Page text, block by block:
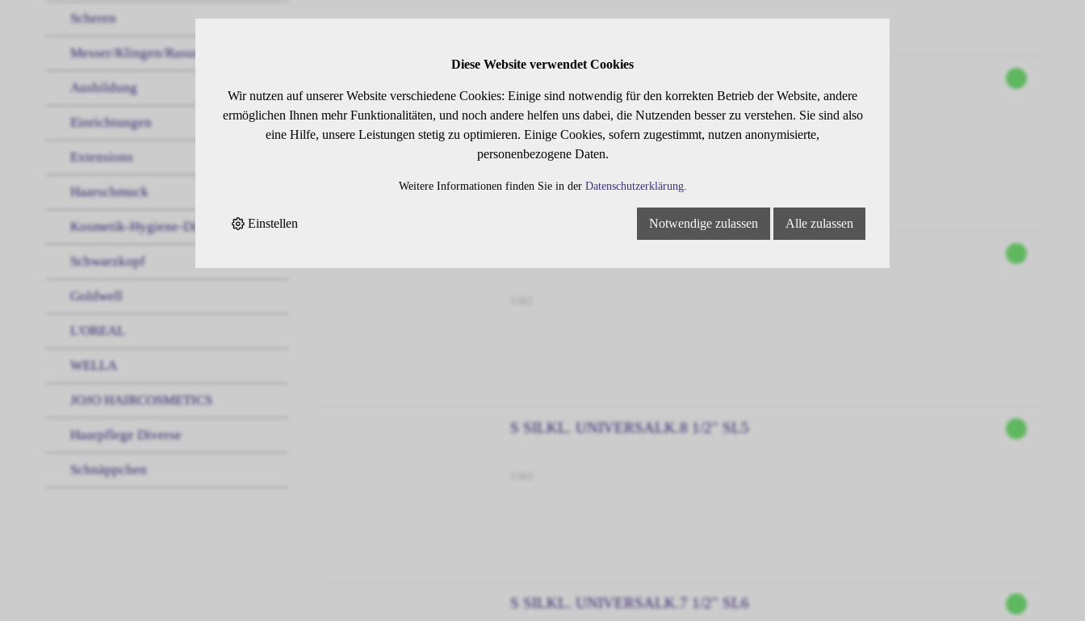
Scheren
Messer/Klingen/Rasur
Ausbildung
Einrichtungen
Extensions
Haarschmuck
Kosmetik-Hygiene-Diverses
Schwarzkopf
Goldwell
L'OREAL
WELLA
JOJO HAIRCOSMETICS
Haarpflege Diverse
Schnäppchen
S SILKL. UNIVERSALK.8 1/2" SL5
S SILKL. UNIVERSALK.7 1/2" SL6
Diese Website verwendet Cookies
Wir nutzen auf unserer Website verschiedene Cookies: Einige sind notwendig für den korrekten Betrieb der Website, andere
ermöglichen Ihnen mehr Funktionalitäten, und noch andere helfen uns dabei, die Nutzenden besser zu verstehen. Sie sind also
eine Hilfe, unsere Leistungen stetig zu optimieren. Einige Cookies, sofern zugestimmt, nutzen anonymisierte,
personenbezogene Daten.
Weitere Informationen finden Sie in der Datenschutzerklärung.
Einstellen Notwendige zulassen Alle zulassen